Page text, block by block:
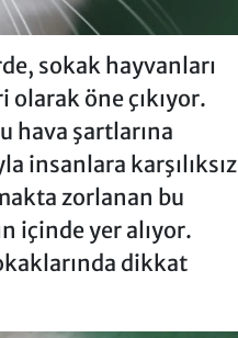
sokak hayvanları
olarak öne çıkıyor.
hava şartlarına
insanlara karşılıksız
zorlanan bu
içinde yer alıyor.
dikkat